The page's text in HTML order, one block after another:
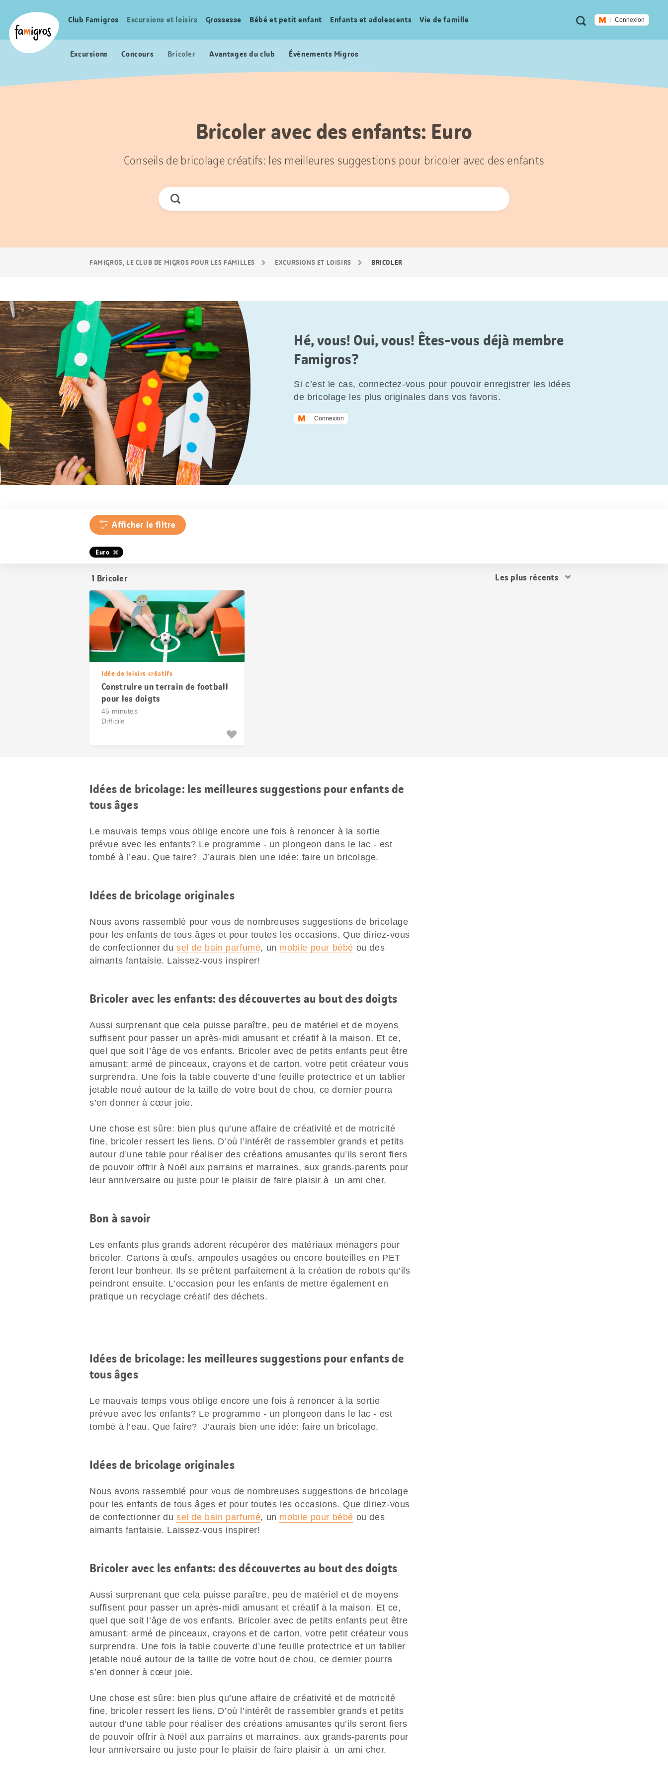
navigation
Logo
Métanavigation
RechercheConnexion
Navigation
Club Famigros Excursions et loisirs Grossesse Bébé et petit enfant Enfants et adolescents Vie de famille
Excursions Concours Bricoler Avantages du club Évènements Migros
Bricoler avec des enfants: Euro
Conseils de bricolage créatifs: les meilleures suggestions pour bricoler avec des enfants
Chercher
FAMIGROS, LE CLUB DE MIGROS POUR LES FAMILLES EXCURSIONS ET LOISIRS BRICOLER
Hé, vous! Oui, vous! Êtes-vous déjà membre
Famigros?
Si c’est le cas, connectez-vous pour pouvoir enregistrer les idées
de bricolage les plus originales dans vos favoris.
Connexion
Afficher le filtre
Euro
1 Bricoler
Trier
Idée de loisirs créatifs
Construire un terrain de football
pour les doigts
45 minutes
Difficile
Idées de bricolage: les meilleures suggestions pour enfants de
tous âges
Le mauvais temps vous oblige encore une fois à renoncer à la sortie
prévue avec les enfants? Le programme - un plongeon dans le lac - est
tombé à l’eau. Que faire? J’aurais bien une idée: faire un bricolage.
Idées de bricolage originales
Nous avons rassemblé pour vous de nombreuses suggestions de bricolage
pour les enfants de tous âges et pour toutes les occasions. Que diriez-vous
de confectionner dusel de bain parfumé, un mobile pour bébé ou des
aimants fantaisie. Laissez-vous inspirer!
Bricoler avec les enfants: des découvertes au bout des doigts
Aussi surprenant que cela puisse paraître, peu de matériel et de moyens
suffisent pour passer un après-midi amusant et créatif à la maison. Et ce,
quel que soit l’âge de vos enfants. Bricoler avec de petits enfants peut être
amusant: armé de pinceaux, crayons et de carton, votre petit créateur vous
surprendra. Une fois la table couverte d’une feuille protectrice et un tablier
jetable noué autour de la taille de votre bout de chou, ce dernier pourra
s’en donner à cœur joie.
Une chose est sûre: bien plus qu’une affaire de créativité et de motricité
fine, bricoler ressert les liens. D’où l’intérêt de rassembler grands et petits
autour d’une table pour réaliser des créations amusantes qu’ils seront fiers
de pouvoir offrir à Noël aux parrains et marraines, aux grands-parents pour
leur anniversaire ou juste pour le plaisir de faire plaisir à un ami cher.
Bon à savoir
Les enfants plus grands adorent récupérer des matériaux ménagers pour
bricoler. Cartons à œufs, ampoules usagées ou encore bouteilles en PET
feront leur bonheur. Ils se prêtent parfaitement à la création de robots qu’ils
peindront ensuite. L’occasion pour les enfants de mettre également en
pratique un recyclage créatif des déchets.
Idées de bricolage: les meilleures suggestions pour enfants de
tous âges
Le mauvais temps vous oblige encore une fois à renoncer à la sortie
prévue avec les enfants? Le programme - un plongeon dans le lac - est
tombé à l’eau. Que faire? J’aurais bien une idée: faire un bricolage.
Idées de bricolage originales
Nous avons rassemblé pour vous de nombreuses suggestions de bricolage
pour les enfants de tous âges et pour toutes les occasions. Que diriez-vous
de confectionner dusel de bain parfumé, un mobile pour bébé ou des
aimants fantaisie. Laissez-vous inspirer!
Bricoler avec les enfants: des découvertes au bout des doigts
Aussi surprenant que cela puisse paraître, peu de matériel et de moyens
suffisent pour passer un après-midi amusant et créatif à la maison. Et ce,
quel que soit l’âge de vos enfants. Bricoler avec de petits enfants peut être
amusant: armé de pinceaux, crayons et de carton, votre petit créateur vous
surprendra. Une fois la table couverte d’une feuille protectrice et un tablier
jetable noué autour de la taille de votre bout de chou, ce dernier pourra
s’en donner à cœur joie.
Une chose est sûre: bien plus qu’une affaire de créativité et de motricité
fine, bricoler ressert les liens. D’où l’intérêt de rassembler grands et petits
autour d’une table pour réaliser des créations amusantes qu’ils seront fiers
de pouvoir offrir à Noël aux parrains et marraines, aux grands-parents pour
leur anniversaire ou juste pour le plaisir de faire plaisir à un ami cher.